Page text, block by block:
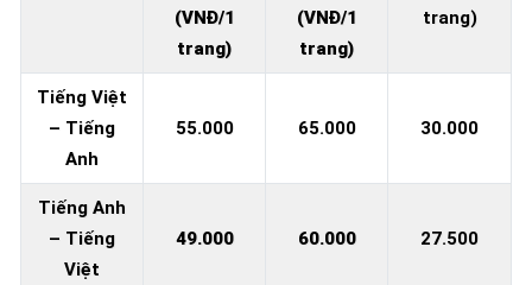
(VNĐ/1
trang)
(VNĐ/1
trang)
trang)
Tiếng Việt
– Tiếng
Anh
55.000 65.000 30.000
Tiếng Anh
– Tiếng
Việt
49.000 60.000 27.500